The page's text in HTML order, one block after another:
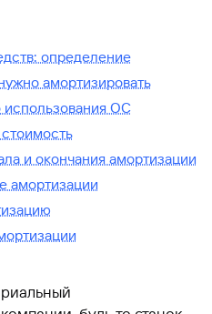
определение
амортизировать
использования ОС
и окончания амортизации
амортизации